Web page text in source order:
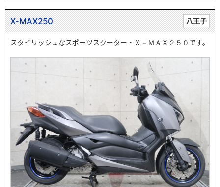
八王子
X-MAX250
スタイリッシュなスポーツスクーター・Ｘ－ＭＡＸ２５０です。